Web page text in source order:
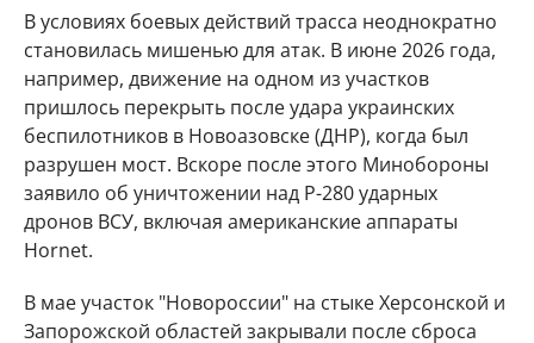
В условиях боевых действий трасса неоднократно
становилась мишенью для атак. В июне 2026 года,
например, движение на одном из участков
пришлось перекрыть после удара украинских
беспилотников в Новоазовске (ДНР), когда был
разрушен мост. Вскоре после этого Минобороны
заявило об уничтожении над Р-280 ударных
дронов ВСУ, включая американские аппараты
Hornet.
В мае участок "Новороссии" на стыке Херсонской и
Запорожской областей закрывали после сброса